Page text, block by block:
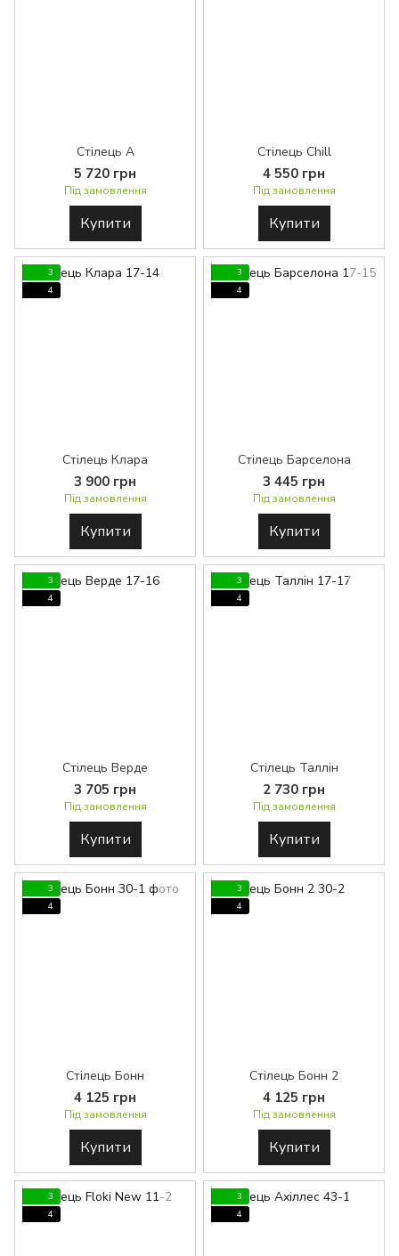
Стілець А
5 720 грн
Під замовлення
Купити
Стілець Chill
4 550 грн
Під замовлення
Купити
3
4
Стілець Клара
3 900 грн
Під замовлення
Купити
3
4
Стілець Барселона
3 445 грн
Під замовлення
Купити
3
4
Стілець Верде
3 705 грн
Під замовлення
Купити
3
4
Стілець Таллін
2 730 грн
Під замовлення
Купити
3
4
Стілець Бонн
4 125 грн
Під замовлення
Купити
3
4
Стілець Бонн 2
4 125 грн
Під замовлення
Купити
3
4
3
4